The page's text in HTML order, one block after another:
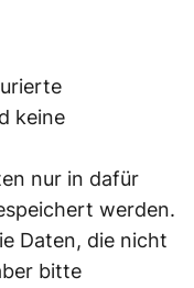
keine
nur in dafür
werden.
Daten, die nicht
bitte